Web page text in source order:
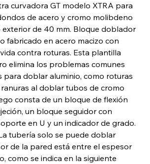
curvadora GT modelo XTRA para
de acero y cromo molibdeno
de 40 mm. Bloque doblador
fabricado en acero macizo con
contra roturas. Esta plantilla
elimina los problemas comunes
para doblar aluminio, como roturas
al doblar tubos de cromo
consta de un bloque de flexión
un bloque seguidor con
en U y un indicador de grado.
La tubería solo se puede doblar
de la pared está entre el espesor
como se indica en la siguiente